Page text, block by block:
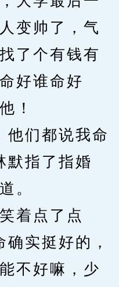
变帅了，气
了个有钱有
好谁命好
！
们都说我命
默指了指婚
。
着点了点
实挺好的，
不好嘛，少